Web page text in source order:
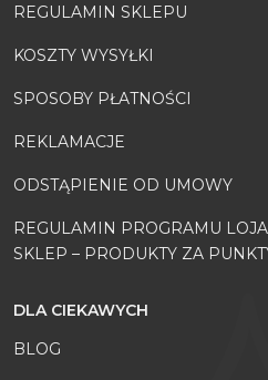
REGULAMIN SKLEPU
KOSZTY WYSYŁKI
SPOSOBY PŁATNOŚCI
REKLAMACJE
ODSTĄPIENIE OD UMOWY
REGULAMIN PROGRAMU
SKLEP – PRODUKTY ZA
DLA CIEKAWYCH
BLOG